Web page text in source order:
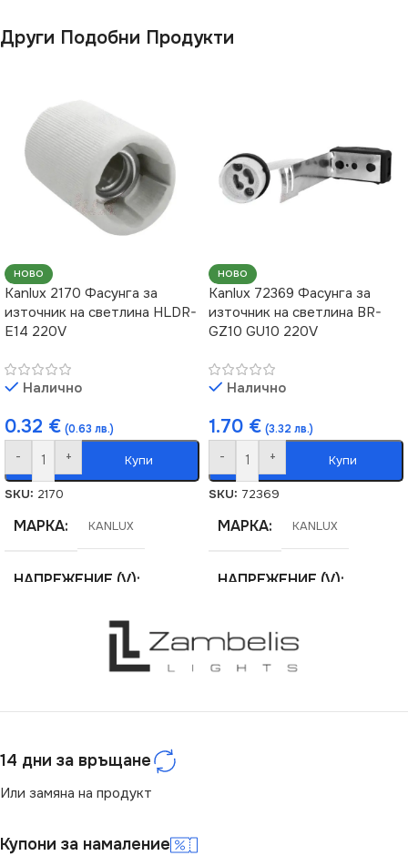
Други Подобни Продукти
НОВО
Kanlux 2170 Фасунга за
източник на светлина HLDR-
E14 220V
Налично
0.32 € (0.63 лв.)
- + Купи
SKU: 2170
МАРКА KANLUX
НАПРЕЖЕНИЕ (V)
НОВО
Kanlux 72369 Фасунга за
източник на светлина BR-
GZ10 GU10 220V
Налично
1.70 € (3.32 лв.)
- + Купи
SKU: 72369
МАРКА KANLUX
НАПРЕЖЕНИЕ (V)
СЕРИЯ
14 дни за връщане
Или замяна на продукт
Купони за намаление